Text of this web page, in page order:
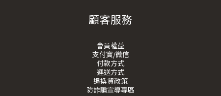
顧客服務
會員權益
支付寶/微信
付款方式
運送方式
退換貨政策
防詐騙宣導專區